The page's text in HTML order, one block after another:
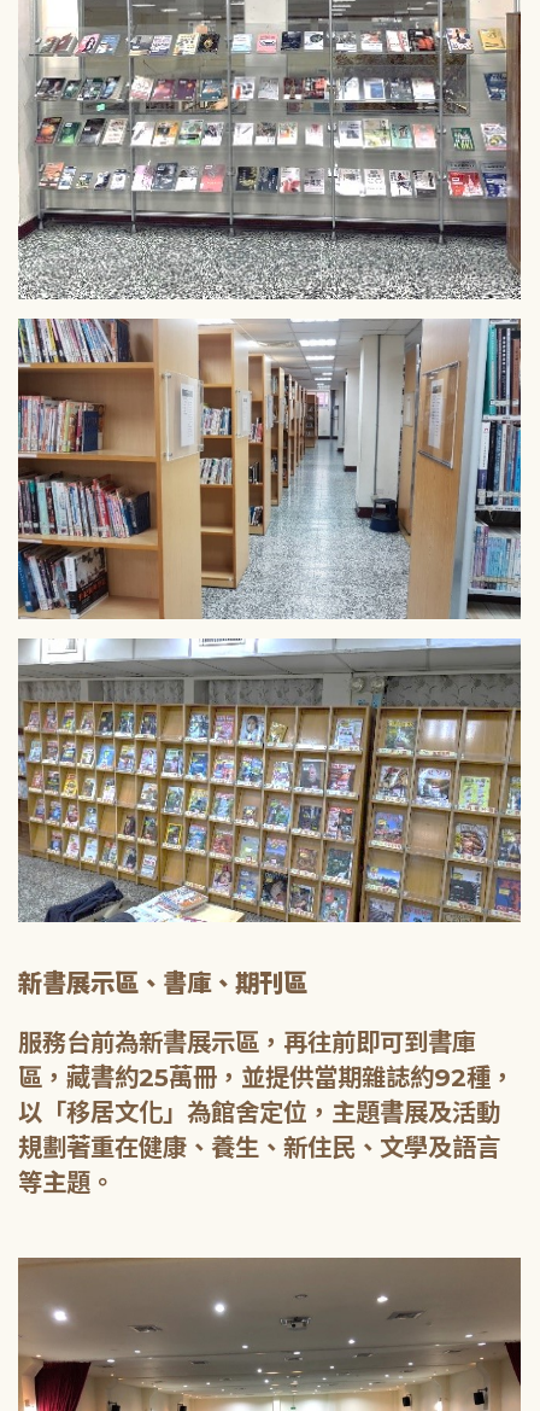
新書展示區、書庫、期刊區
服務台前為新書展示區，再往前即可到書庫
區，藏書約25萬冊，並提供當期雜誌約92種，
以「移居文化」為館舍定位，主題書展及活動
規劃著重在健康、養生、新住民、文學及語言
等主題。